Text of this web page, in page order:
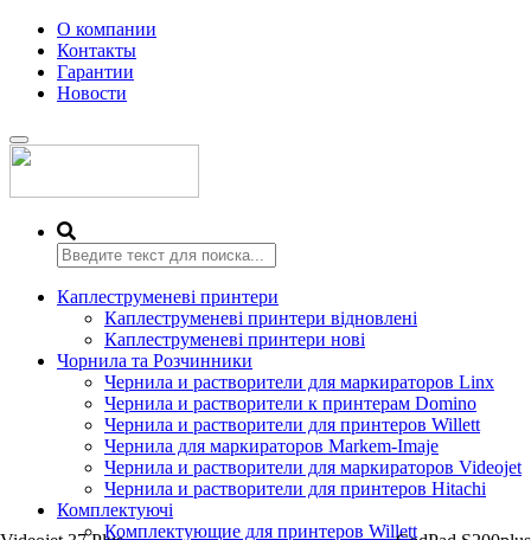
О компании
Контакты
Гарантии
Новости
Переключить
навигацию
Каплеструменеві принтери
Каплеструменеві принтери відновлені
Каплеструменеві принтери нові
Чорнила та Розчинники
Чернила и растворители для маркираторов Linx
Чернила и растворители к принтерам Domino
Чернила и растворители для принтеров Willett
Чернила для маркираторов Markem-Imaje
Чернила и растворители для маркираторов Videojet
Чернила и растворители для принтеров Hitachi
Комплектуючі
Комплектующие для принтеров Willett